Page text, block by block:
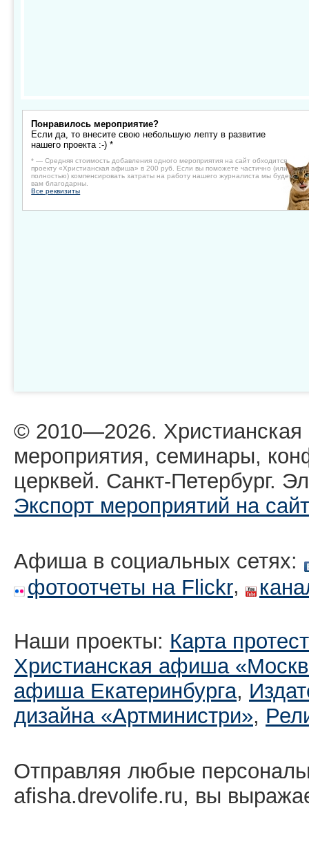
Понравилось мероприятие?
Если да, то внесите свою небольшую лепту в развитие
нашего проекта :-) *
* — Средняя стоимость добавления одного мероприятия на сайт обходится
проекту «Христианская афиша» в 200 руб. Если вы поможете частично (или
полностью) компенсировать затраты на работу нашего журналиста мы будем
вам благодарны.
Все реквизиты
© 2010—2026.
мероприятия, семинары,
церквей. Санкт-Петербург.
Экспорт мероприятий на сайт
Афиша в социальных сетях:
фотоотчеты на Flickr,
Наши проекты: Карта
Христианская афиша
афиша Екатеринбургa,
дизайна «Артминистри»,
Отправляя любые
afisha.drevolife.ru, вы